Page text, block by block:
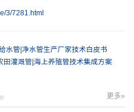
3/7281.html
水管|净水管生产厂家技术白皮书
灌溉管|海上养殖管技术集成方案
更多»